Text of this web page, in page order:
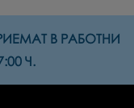
В РАБОТНИ
Ч.